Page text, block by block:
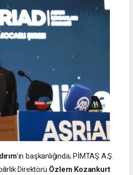
’ın başkanlığında; PİMTAŞ A.Ş.
Direktörü Özlem Kozankurt